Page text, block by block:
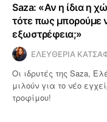
Saza: «Αν η ίδια η
τότε πως μπορούμε
εξωστρέφεια;»
ΕΛΕΥΘΕΡΙΑ
Οι ιδρυτές της Saza,
μιλούν για το νέο
τροφίμου!